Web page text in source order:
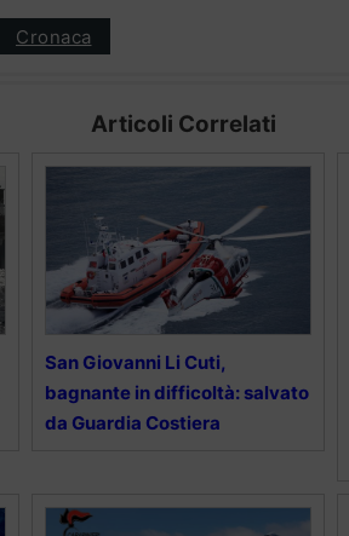
Cronaca
Articoli Correlati
San Giovanni Li Cuti,
bagnante in difficoltà: salvato
da Guardia Costiera